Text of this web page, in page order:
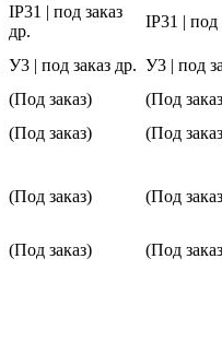
IP31 | под заказ
др.
IP31 | под
У3 | под заказ др. У3 | под
(Под заказ)
(Под
(Под заказ)
(Под
(Под заказ) (Под
(Под заказ) (Под